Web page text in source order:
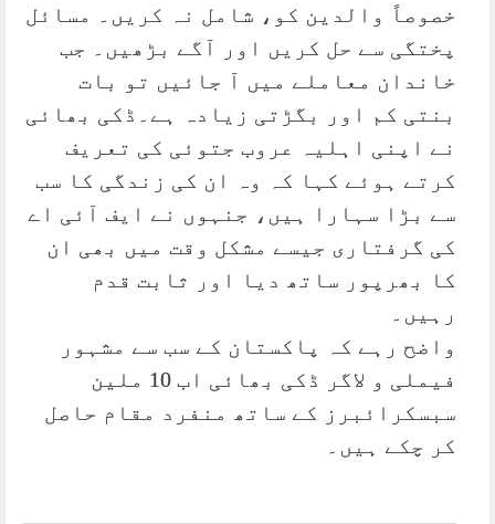
خصوصاً والدین کو، شامل نہ کریں۔ مسائل
پختگی سے حل کریں اور آگے بڑھیں۔ جب
خاندان معاملے میں آ جائیں تو بات
بنتی کم اور بگڑتی زیادہ ہے۔ڈکی بھائی
نے اپنی اہلیہ عروب جتوئی کی تعریف
کرتے ہوئے کہا کہ وہ ان کی زندگی کا سب
سے بڑا سہارا ہیں، جنہوں نے ایف آئی اے
کی گرفتاری جیسے مشکل وقت میں بھی ان
کا بھرپور ساتھ دیا اور ثابت قدم
رہیں۔
واضح رہے کہ پاکستان کے سب سے مشہور
فیملی و لاگر ڈکی بھائی اب 10 ملین
سبسکرائبرز کے ساتھ منفرد مقام حاصل
کر چکے ہیں۔